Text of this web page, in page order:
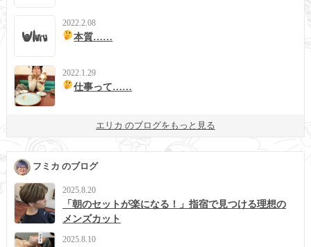
2022.2.08
本質……
2022.1.29
仕事って……
エリカ のブログをもっと見る
フミカ のブログ
2025.8.20
「朝のセットが楽になる！」指宿で見つける理想の
メンズカット
2025.8.10